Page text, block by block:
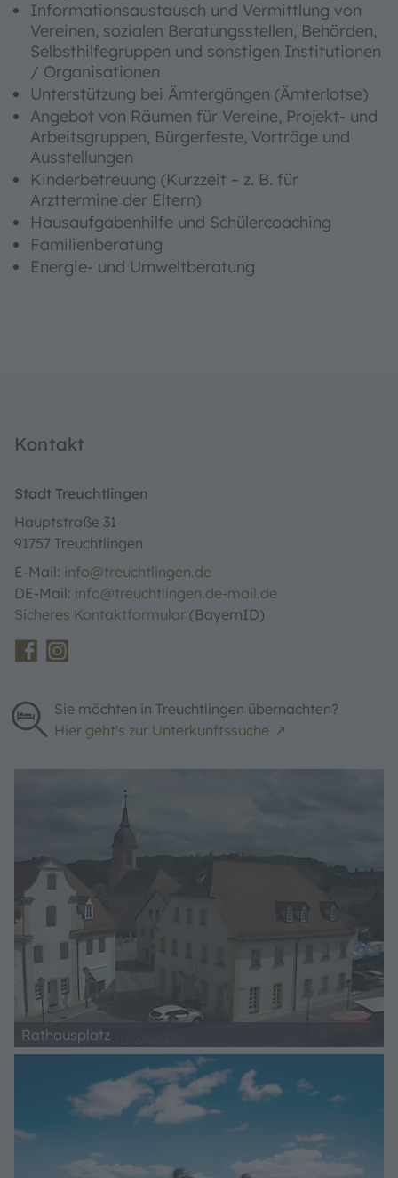
Informationsaustausch und Vermittlung von
Vereinen, sozialen Beratungsstellen, Behörden,
Selbsthilfegruppen und sonstigen Institutionen
/ Organisationen
Unterstützung bei Ämtergängen (Ämterlotse)
Angebot von Räumen für Vereine, Projekt- und
Arbeitsgruppen, Bürgerfeste, Vorträge und
Ausstellungen
Kinderbetreuung (Kurzzeit – z. B. für
Arzttermine der Eltern)
Hausaufgabenhilfe und Schülercoaching
Familienberatung
Energie- und Umweltberatung
Kontakt
Stadt Treuchtlingen
Hauptstraße 31
91757 Treuchtlingen
E-Mail: info@treuchtlingen.de
DE-Mail: info@treuchtlingen.de-mail.de
Sicheres Kontaktformular (BayernID)
Sie möchten in Treuchtlingen übernachten?
Hier geht's zur Unterkunftssuche
Rathausplatz